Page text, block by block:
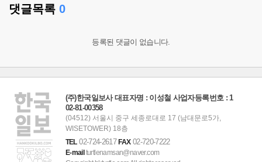
댓글목록 0
등록된 댓글이 없습니다.
(주)한국일보사 대표자명 : 이성철 사업자등록번호 : 1
02-81-00358
(04512) 서울시 중구 세종로대로 17 (남대문로5가,
WISETOWER) 18층
TEL02-724-2617FAX02-720-7222
E-mailturtlenamsan@naver.com